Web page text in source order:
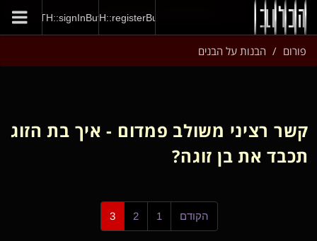
GENERAL::joinNow
AUTH::registerButton
AUTH::signInButton
פורום הבנות על הבנים
קשר רציני משולב פמדום - איך בת הזוג
תכבד את בן זוגה?
הקודם 1
2
3